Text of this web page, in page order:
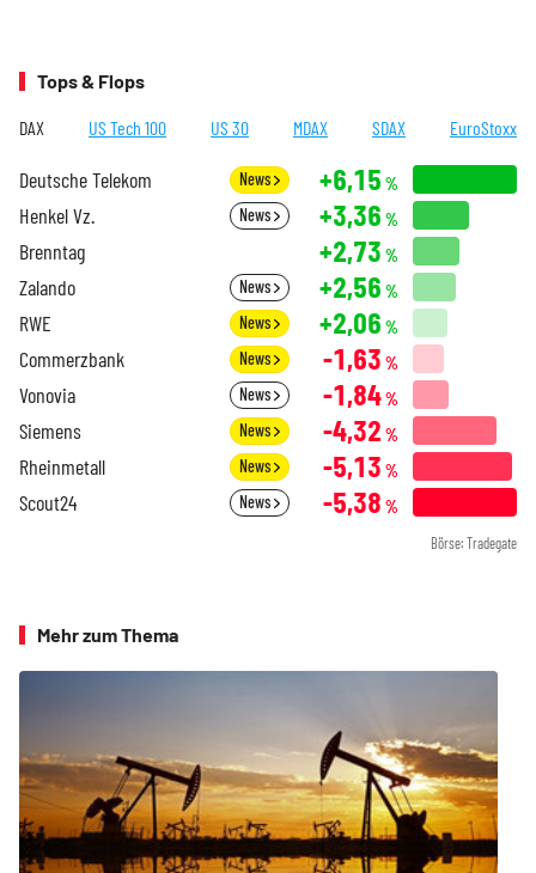
Tops & Flops
DAX US Tech 100 US 30 MDAX SDAX EuroStoxx
Deutsche Telekom News +6,15 %
Henkel Vz. News +3,36 %
Brenntag +2,73 %
Zalando News +2,56 %
RWE News +2,06 %
Commerzbank News -1,63 %
Vonovia News -1,84%
Siemens News -4,32 %
Rheinmetall News -5,13 %
Scout24 News -5,38 %
Börse: Tradegate
Mehr zum Thema